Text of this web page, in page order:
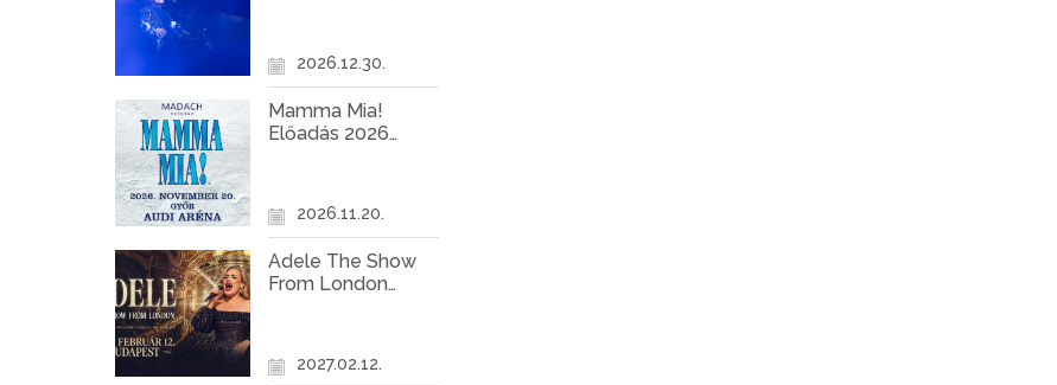
2026.12.30.
Mamma Mia!
Előadás 2026
2026.11.20.
Adele The Show
From London
2027.02.12.